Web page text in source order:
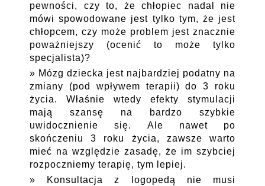
pewności, czy to, że chłopiec nadal nie
mówi spowodowane jest tylko tym, że jest
chłopcem, czy może problem jest znacznie
poważniejszy (ocenić to może tylko
specjalista)?
Mózg dziecka jest najbardziej podatny na
zmiany (pod wpływem terapii) do 3 roku
życia. Właśnie wtedy efekty stymulacji
mają szansę na bardzo szybkie
uwidocznienie się. Ale nawet po
skończeniu 3 roku życia, zawsze warto
mieć na względzie zasadę, że im szybciej
rozpoczniemy terapię, tym lepiej.
Konsultacja z logopedą nie musi